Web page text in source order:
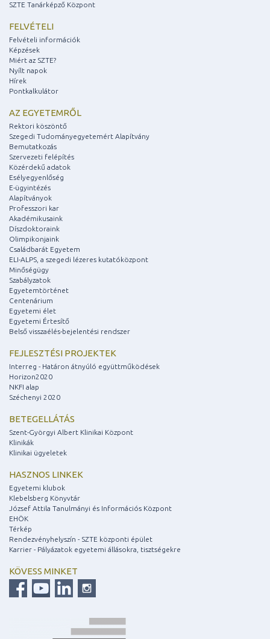
SZTE Tanárképző Központ
FELVÉTELI
Felvételi információk
Képzések
Miért az SZTE?
Nyílt napok
Hírek
Pontkalkulátor
AZ EGYETEMRŐL
Rektori köszöntő
Szegedi Tudományegyetemért Alapítvány
Bemutatkozás
Szervezeti felépítés
Közérdekű adatok
Esélyegyenlőség
E-ügyintézés
Alapítványok
Professzori kar
Akadémikusaink
Díszdoktoraink
Olimpikonjaink
Családbarát Egyetem
ELI-ALPS, a szegedi lézeres kutatóközpont
Minőségügy
Szabályzatok
Egyetemtörténet
Centenárium
Egyetemi élet
Egyetemi Értesítő
Belső visszaélés-bejelentési rendszer
FEJLESZTÉSI PROJEKTEK
Interreg - Határon átnyúló együttműködések
Horizon2020
NKFI alap
Széchenyi 2020
BETEGELLÁTÁS
Szent-Györgyi Albert Klinikai Központ
Klinikák
Klinikai ügyeletek
HASZNOS LINKEK
Egyetemi klubok
Klebelsberg Könyvtár
József Attila Tanulmányi és Információs Központ
EHÖK
Térkép
Rendezvényhelyszín - SZTE központi épület
Karrier - Pályázatok egyetemi állásokra, tisztségekre
KÖVESS MINKET